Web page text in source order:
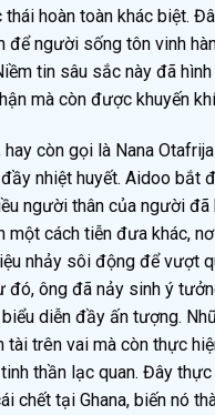
hoàn toàn khác biệt.
người sống tôn vinh
tin sâu sắc này đã
mà còn được khuyến
còn gọi là Nana
nhiệt huyết. Aidoo bắt
người thân của người
một cách tiễn đưa khác,
nhảy sôi động để vượt
ông đã nảy sinh ý
diễn đầy ấn tượng.
trên vai mà còn thực
thần lạc quan. Đây
chết tại Ghana, biến nó